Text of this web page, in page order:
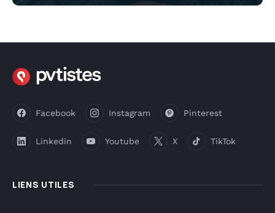
LIENS UTILES
Facebook Instagram Pinterest
Linkedin Youtube X TikTok